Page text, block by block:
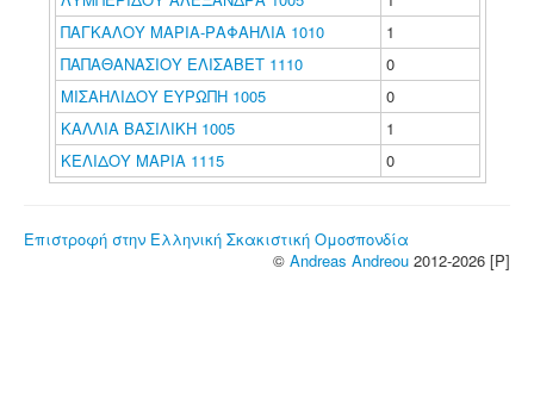
ΠΑΓΚΑΛΟΥ ΜΑΡΙΑ-ΡΑΦΑΗΛΙΑ 1010
1
ΠΑΠΑΘΑΝΑΣΙΟΥ ΕΛΙΣΑΒΕΤ 1110
0
ΜΙΣΑΗΛΙΔΟΥ ΕΥΡΩΠΗ 1005
0
ΚΑΛΛΙΑ ΒΑΣΙΛΙΚΗ 1005
1
ΚΕΛΙΔΟΥ ΜΑΡΙΑ 1115
0
Επιστροφή στην Ελληνική Σκακιστική Ομοσπονδία
© Andreas Andreou 2012-2026 [P]